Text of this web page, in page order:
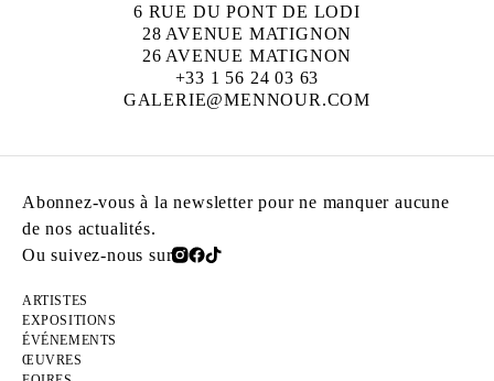
6 RUE DU PONT DE LODI
28 AVENUE MATIGNON
26 AVENUE MATIGNON
+33 1 56 24 03 63
GALERIE@MENNOUR.COM
Abonnez-vous à la newsletter pour ne manquer aucune
de nos actualités.
Ou suivez-nous sur
ARTISTES
EXPOSITIONS
ÉVÉNEMENTS
ŒUVRES